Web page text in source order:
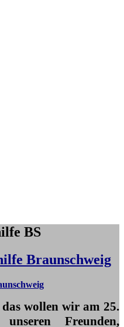
BS
Braunschweig
wollen wir am 25.
Freunden,